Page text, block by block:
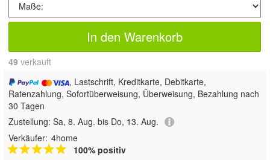
In den Warenkorb
49 verkauft
, Lastschrift, Kreditkarte, Debitkarte,
Ratenzahlung, Sofortüberweisung, Überweisung, Bezahlung nach
30 Tagen
Zustellung: Sa, 8. Aug. bis Do, 13. Aug.
Verkäufer: 4home
100% positiv